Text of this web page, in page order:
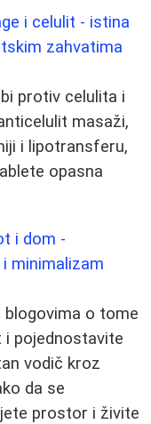
i celulit - istina
zahvatima
protiv celulita i
masaži,
i lipotransferu,
opasna
i dom -
minimalizam
blogovima o tome
i pojednostavite
vodič kroz
da se
prostor i živite